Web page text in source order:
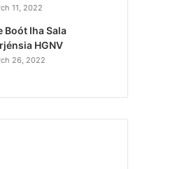
11, 2022
Boót Iha Sala
HGNV
26, 2022